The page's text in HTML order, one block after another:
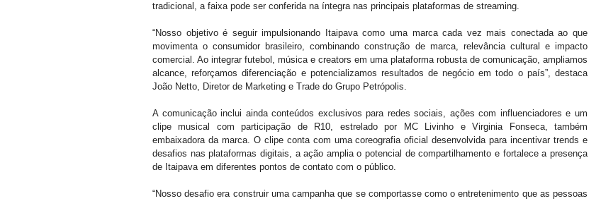
tradicional, a faixa pode ser conferida na íntegra nas principais plataformas de streaming.
“Nosso objetivo é seguir impulsionando Itaipava como uma marca cada vez mais conectada ao que
movimenta o consumidor brasileiro, combinando construção de marca, relevância cultural e impacto
comercial. Ao integrar futebol, música e creators em uma plataforma robusta de comunicação, ampliamos
alcance, reforçamos diferenciação e potencializamos resultados de negócio em todo o país”, destaca
João Netto, Diretor de Marketing e Trade do Grupo Petrópolis.
A comunicação inclui ainda conteúdos exclusivos para redes sociais, ações com influenciadores e um
clipe musical com participação de R10, estrelado por MC Livinho e Virginia Fonseca, também
embaixadora da marca. O clipe conta com uma coreografia oficial desenvolvida para incentivar trends e
desafios nas plataformas digitais, a ação amplia o potencial de compartilhamento e fortalece a presença
de Itaipava em diferentes pontos de contato com o público.
“Nosso desafio era construir uma campanha que se comportasse como o entretenimento que as pessoas